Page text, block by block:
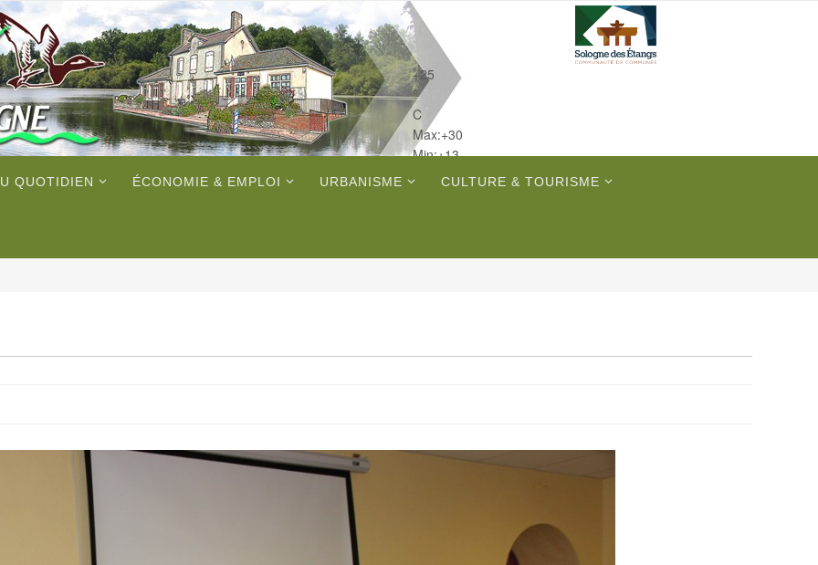
+25
°
C
Max:+30
Min:+13
QUOTIDIEN ÉCONOMIE & EMPLOI URBANISME CULTURE & TOURISME